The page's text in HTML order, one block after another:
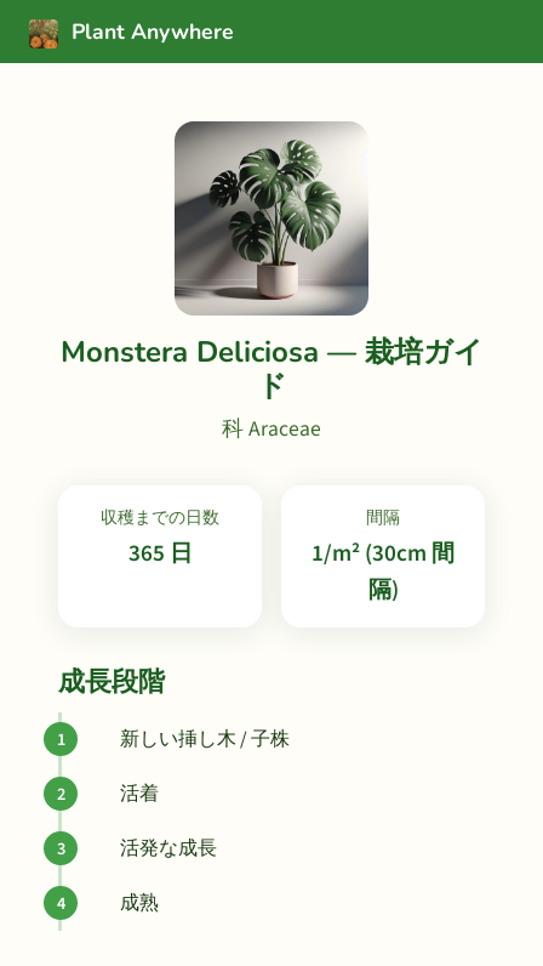
Plant Anywhere
Monstera Deliciosa — 栽培ガイ
ド
科 Araceae
収穫までの日数
365 日
間隔
1/m² (30cm 間
隔)
成長段階
新しい挿し木 / 子株
活着
活発な成長
成熟